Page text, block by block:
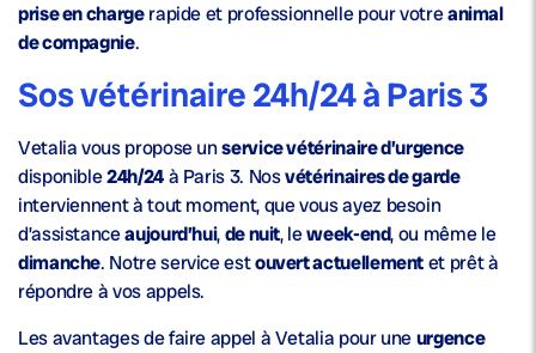
prise en chargerapide et professionnelle pour votreanimal
de compagnie.
Sos vétérinaire 24h/24 à Paris 3
Vetalia vous propose unservice vétérinaire d’urgence
disponible24h/24à Paris 3. Nosvétérinaires de garde
interviennent à tout moment, que vous ayez besoin
d’assistanceaujourd’hui,de nuit, leweek-end, ou même le
dimanche. Notre service estouvert actuellementet prêt à
répondre à vos appels.
Les avantages de faire appel à Vetalia pour uneurgence